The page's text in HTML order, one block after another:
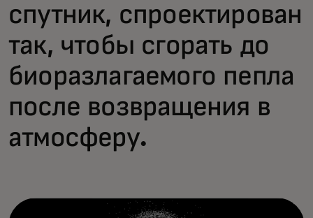
спутник, спроектирован
так, чтобы сгорать до
биоразлагаемого пепла
после возвращения в
атмосферу.